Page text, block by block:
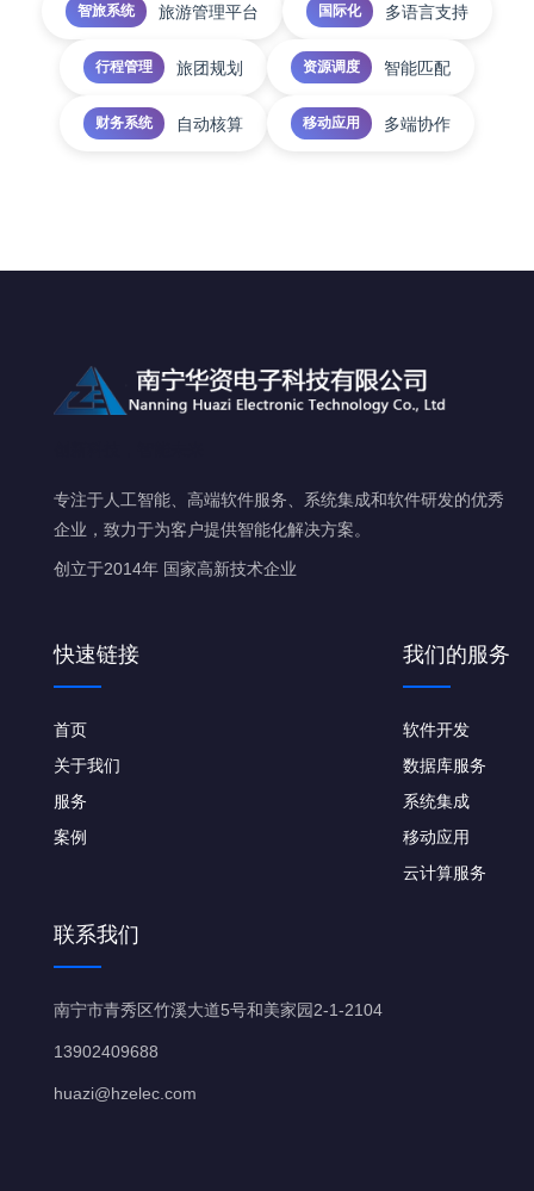
智旅系统 旅游管理平台 国际化 多语言支持
行程管理 旅团规划 资源调度 智能匹配
财务系统 自动核算 移动应用 多端协作
专注于人工智能、高端软件服务、系统集成和软件研发的优秀
企业，致力于为客户提供智能化解决方案。
创立于2014年 国家高新技术企业
快速链接
首页
关于我们
服务
案例
我们的服务
软件开发
数据库服务
系统集成
移动应用
云计算服务
联系我们
南宁市青秀区竹溪大道5号和美家园2-1-2104
13902409688
huazi@hzelec.com